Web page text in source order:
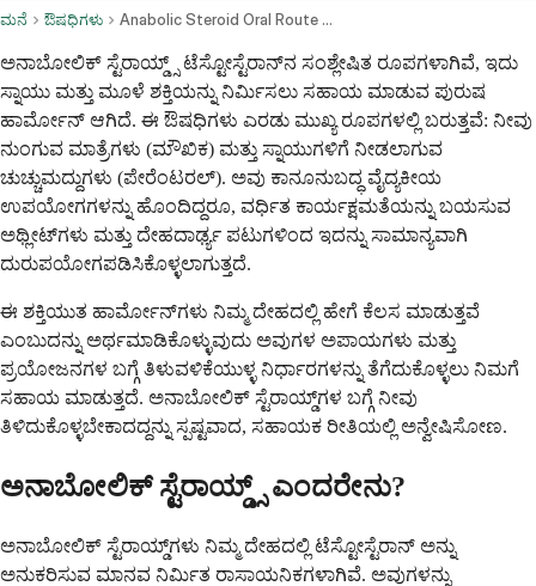
ಮನೆ ಔಷಧಿಗಳು Anabolic Steroid Oral Route Parenteral Route
ಅನಾಬೋಲಿಕ್ ಸ್ಟೆರಾಯ್ಡ್ಸ್ ಟೆಸ್ಟೋಸ್ಟೆರಾನ್‌ನ ಸಂಶ್ಲೇಷಿತ ರೂಪಗಳಾಗಿವೆ, ಇದು
ಸ್ನಾಯು ಮತ್ತು ಮೂಳೆ ಶಕ್ತಿಯನ್ನು ನಿರ್ಮಿಸಲು ಸಹಾಯ ಮಾಡುವ ಪುರುಷ
ಹಾರ್ಮೋನ್ ಆಗಿದೆ. ಈ ಔಷಧಿಗಳು ಎರಡು ಮುಖ್ಯ ರೂಪಗಳಲ್ಲಿ ಬರುತ್ತವೆ: ನೀವು
ನುಂಗುವ ಮಾತ್ರೆಗಳು (ಮೌಖಿಕ) ಮತ್ತು ಸ್ನಾಯುಗಳಿಗೆ ನೀಡಲಾಗುವ
ಚುಚ್ಚುಮದ್ದುಗಳು (ಪೇರೆಂಟರಲ್). ಅವು ಕಾನೂನುಬದ್ಧ ವೈದ್ಯಕೀಯ
ಉಪಯೋಗಗಳನ್ನು ಹೊಂದಿದ್ದರೂ, ವರ್ಧಿತ ಕಾರ್ಯಕ್ಷಮತೆಯನ್ನು ಬಯಸುವ
ಅಥ್ಲೀಟ್‌ಗಳು ಮತ್ತು ದೇಹದಾರ್ಢ್ಯ ಪಟುಗಳಿಂದ ಇದನ್ನು ಸಾಮಾನ್ಯವಾಗಿ
ದುರುಪಯೋಗಪಡಿಸಿಕೊಳ್ಳಲಾಗುತ್ತದೆ.
ಈ ಶಕ್ತಿಯುತ ಹಾರ್ಮೋನ್‌ಗಳು ನಿಮ್ಮ ದೇಹದಲ್ಲಿ ಹೇಗೆ ಕೆಲಸ ಮಾಡುತ್ತವೆ
ಎಂಬುದನ್ನು ಅರ್ಥಮಾಡಿಕೊಳ್ಳುವುದು ಅವುಗಳ ಅಪಾಯಗಳು ಮತ್ತು
ಪ್ರಯೋಜನಗಳ ಬಗ್ಗೆ ತಿಳುವಳಿಕೆಯುಳ್ಳ ನಿರ್ಧಾರಗಳನ್ನು ತೆಗೆದುಕೊಳ್ಳಲು ನಿಮಗೆ
ಸಹಾಯ ಮಾಡುತ್ತದೆ. ಅನಾಬೋಲಿಕ್ ಸ್ಟೆರಾಯ್ಡ್‌ಗಳ ಬಗ್ಗೆ ನೀವು
ತಿಳಿದುಕೊಳ್ಳಬೇಕಾದದ್ದನ್ನು ಸ್ಪಷ್ಟವಾದ, ಸಹಾಯಕ ರೀತಿಯಲ್ಲಿ ಅನ್ವೇಷಿಸೋಣ.
ಅನಾಬೋಲಿಕ್ ಸ್ಟೆರಾಯ್ಡ್ಸ್ ಎಂದರೇನು?
ಅನಾಬೋಲಿಕ್ ಸ್ಟೆರಾಯ್ಡ್‌ಗಳು ನಿಮ್ಮ ದೇಹದಲ್ಲಿ ಟೆಸ್ಟೋಸ್ಟೆರಾನ್ ಅನ್ನು
ಅನುಕರಿಸುವ ಮಾನವ ನಿರ್ಮಿತ ರಾಸಾಯನಿಕಗಳಾಗಿವೆ. ಅವುಗಳನ್ನು